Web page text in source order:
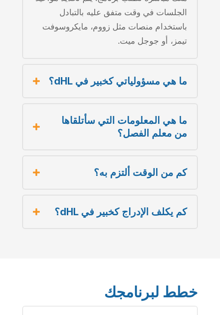
الجلسات في وقت متفق عليه بالتبادل
باستخدام منصات مثل زووم، مايكروسوفت
تيمز، أو جوجل ميت.
ما هي مسؤولياتي كخبير في dHL؟
ما هي المعلومات التي سأتلقاها
من معلم الفصل؟
كم من الوقت ألتزم به؟
كم يكلف الإدراج كخبير في dHL؟
خطط لبرنامجك